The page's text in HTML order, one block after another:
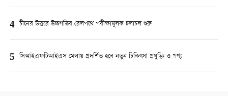
4 চীনের উত্তরে উচ্চগতির রেলপথে পরীক্ষামূলক চলাচল শুরু
5 সিআইএফটিআইএস মেলায় প্রদর্শিত হবে নতুন চিকিৎসা প্রযুক্তি ও পণ্য